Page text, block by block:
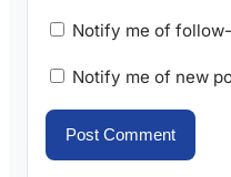
Notify me of
Notify me of new